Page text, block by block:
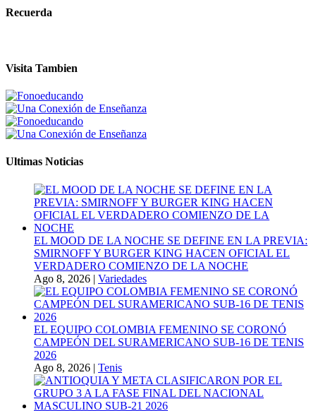
Recuerda
Visita Tambien
Ultimas Noticias
EL MOOD DE LA NOCHE SE DEFINE EN LA PREVIA:
SMIRNOFF Y BURGER KING HACEN OFICIAL EL
VERDADERO COMIENZO DE LA NOCHE
Ago 8, 2026 | Variedades
EL EQUIPO COLOMBIA FEMENINO SE CORONÓ
CAMPEÓN DEL SURAMERICANO SUB-16 DE TENIS
2026
Ago 8, 2026 | Tenis